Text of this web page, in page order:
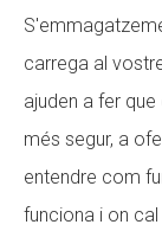
carrega al
ajuden a fer
més segur, a
entendre com
funciona i on cal